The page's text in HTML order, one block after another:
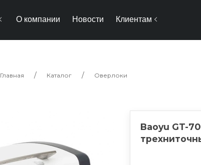
О компании Новости Клиентам
Главная Каталог Оверлоки
Baoyu GT-